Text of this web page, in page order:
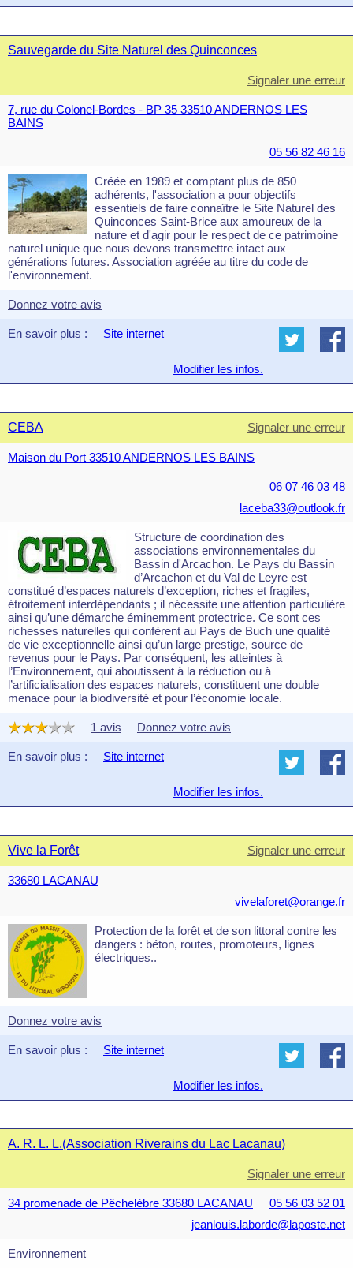
Sauvegarde du Site Naturel des Quinconces
Signaler une erreur
7, rue du Colonel-Bordes - BP 35 33510 ANDERNOS LES
BAINS
05 56 82 46 16
Créée en 1989 et comptant plus de 850
adhérents, l'association a pour objectifs
essentiels de faire connaître le Site Naturel des
Quinconces Saint-Brice aux amoureux de la
nature et d'agir pour le respect de ce patrimoine
naturel unique que nous devons transmettre intact aux
générations futures. Association agréée au titre du code de
l'environnement.
Donnez votre avis
En savoir plus : Site internet
Modifier les infos.
CEBA Signaler une erreur
Maison du Port 33510 ANDERNOS LES BAINS
06 07 46 03 48
laceba33@outlook.fr
Structure de coordination des
associations environnementales du
Bassin d'Arcachon. Le Pays du Bassin
d’Arcachon et du Val de Leyre est
constitué d’espaces naturels d’exception, riches et fragiles,
étroitement interdépendants ; il nécessite une attention particulière
ainsi qu’une démarche éminemment protectrice. Ce sont ces
richesses naturelles qui confèrent au Pays de Buch une qualité
de vie exceptionnelle ainsi qu’un large prestige, source de
revenus pour le Pays. Par conséquent, les atteintes à
l’Environnement, qui aboutissent à la réduction ou à
l’artificialisation des espaces naturels, constituent une double
menace pour la biodiversité et pour l’économie locale.
1 avis Donnez votre avis
En savoir plus : Site internet
Modifier les infos.
Vive la Forêt Signaler une erreur
33680 LACANAU
vivelaforet@orange.fr
Protection de la forêt et de son littoral contre les
dangers : béton, routes, promoteurs, lignes
électriques..
Donnez votre avis
En savoir plus : Site internet
Modifier les infos.
A. R. L. L.(Association Riverains du Lac Lacanau)
Signaler une erreur
34 promenade de Pêchelèbre 33680 LACANAU
05 56 03 52 01
jeanlouis.laborde@laposte.net
Environnement